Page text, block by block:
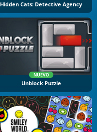
Hidden Cats: Detective Agency
NUEVO
Unblock Puzzle